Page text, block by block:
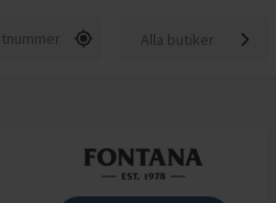
Alla butiker